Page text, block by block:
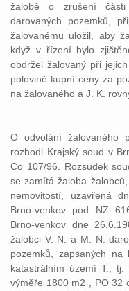
žalobě o zrušení
darovaných pozemků,
žalovanému uložil, aby
když v řízení bylo
obdržel žalovaný při
polovině kupní ceny za
na žalovaného a J. K.
O odvolání žalovaného
rozhodl Krajský soud v
Co 107/96. Rozsudek
se zamítá žaloba
nemovitostí, uzavřená
Brno-venkov pod NZ
Brno-venkov dne
žalobci V. N. a M. N.
pozemků, zapsaných
katastrálním území T.,
výměře 1800 m2 , PO 32